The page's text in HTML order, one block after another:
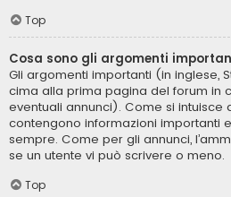
Top
Cosa sono gli argomenti
Gli argomenti importanti (in inglese,
cima alla prima pagina del forum in
eventuali annunci). Come si intuisce
contengono informazioni importanti
sempre. Come per gli annunci,
se un utente vi può scrivere o meno.
Top